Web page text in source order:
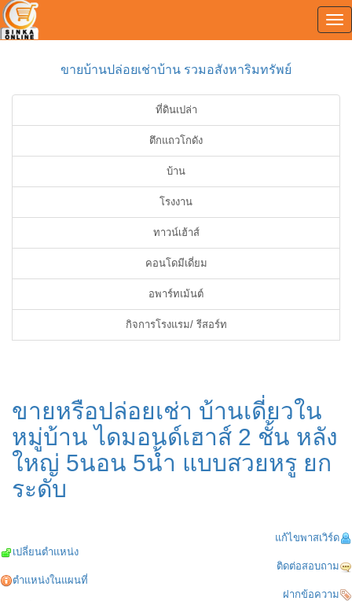
ขายบ้านปล่อยเช่าบ้าน รวมอสังหาริมทรัพย์
ที่ดินเปล่า
ตึกแถวโกดัง
บ้าน
โรงงาน
ทาวน์เฮ้าส์
คอนโดมีเดี่ยม
อพาร์ทเม้นต์
กิจการโรงแรม/ รีสอร์ท
ขายหรือปล่อยเช่า บ้านเดี่ยวใน
หมู่บ้าน ไดมอนด์เฮาส์ 2 ชั้น หลัง
ใหญ่ 5นอน 5น้ำ แบบสวยหรู ยก
ระดับ
แก้ไขพาสเวิร์ด
เปลี่ยนตำแหน่ง
ติดต่อสอบถาม
ตำแหน่งในแผนที่
ฝากข้อความ